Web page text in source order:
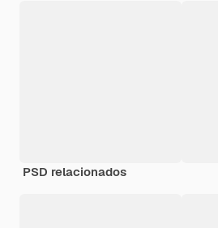
PSD relacionados